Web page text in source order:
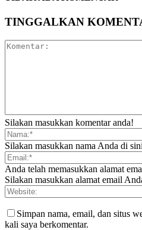
TINGGALKAN
Silakan masukkan komentar anda!
Silakan masukkan nama Anda di sini
Anda telah memasukkan alamat
Silakan masukkan alamat email
Simpan nama, email, dan situs
kali saya berkomentar.